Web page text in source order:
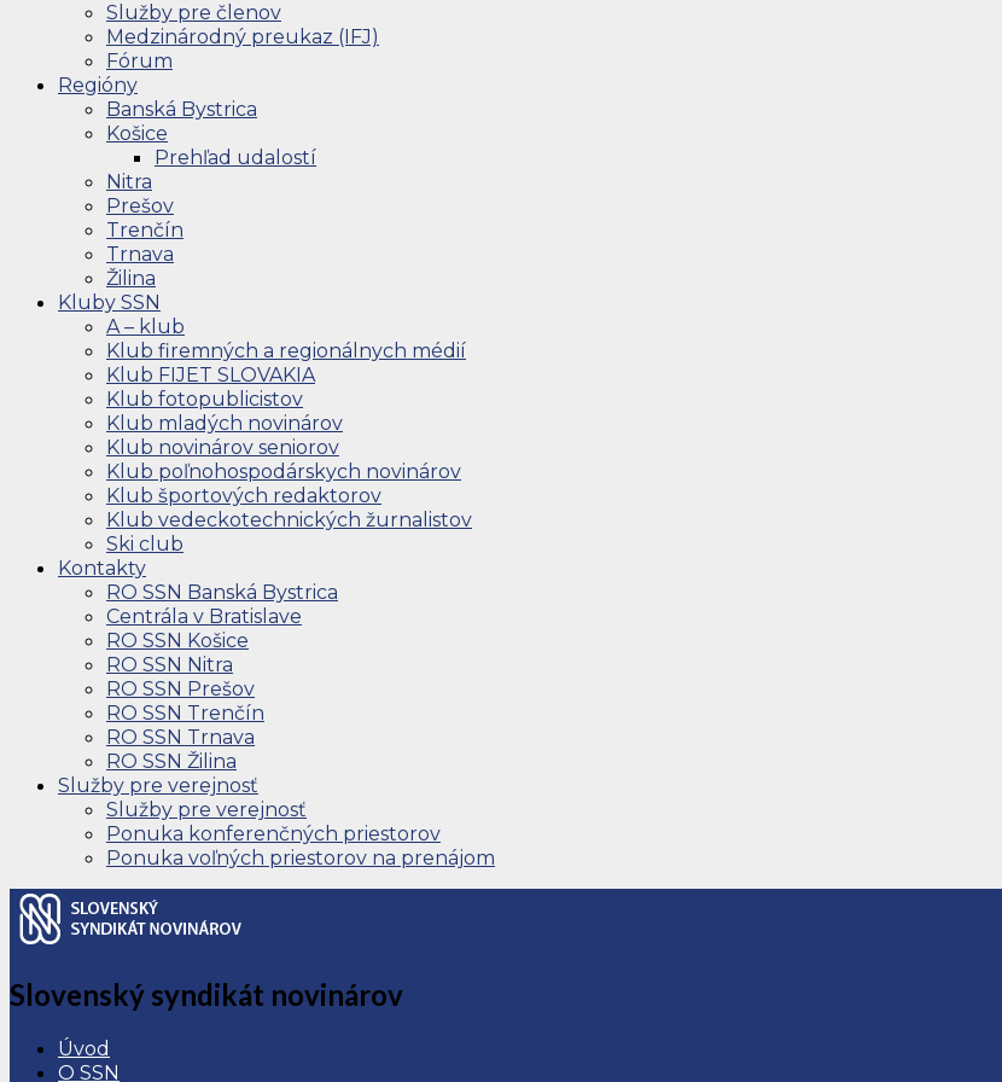
Služby pre členov
Medzinárodný preukaz (IFJ)
Fórum
Regióny
Banská Bystrica
Košice
Prehľad udalostí
Nitra
Prešov
Trenčín
Trnava
Žilina
Kluby SSN
A – klub
Klub firemných a regionálnych médií
Klub FIJET SLOVAKIA
Klub fotopublicistov
Klub mladých novinárov
Klub novinárov seniorov
Klub poľnohospodárskych novinárov
Klub športových redaktorov
Klub vedeckotechnických žurnalistov
Ski club
Kontakty
RO SSN Banská Bystrica
Centrála v Bratislave
RO SSN Košice
RO SSN Nitra
RO SSN Prešov
RO SSN Trenčín
RO SSN Trnava
RO SSN Žilina
Služby pre verejnosť
Služby pre verejnosť
Ponuka konferenčných priestorov
Ponuka voľných priestorov na prenájom
Slovenský syndikát novinárov
Úvod
O SSN